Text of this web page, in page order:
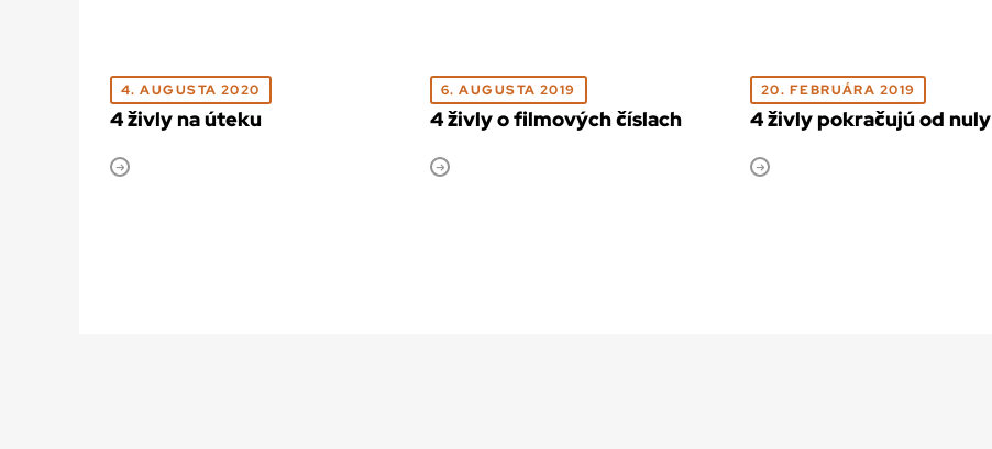
4. AUGUSTA 2020
4 živly na úteku
6. AUGUSTA 2019
4 živly o filmových číslach
20. FEBRUÁRA 2019
4 živly pokračujú od nuly